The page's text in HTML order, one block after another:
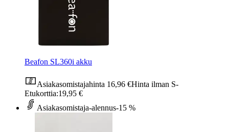
Beafon SL360i akku
Asiakasomistajahinta 16,96 €Hinta ilman S-
Etukorttia:19,95 €
Asiakasomistaja-alennus-15 %